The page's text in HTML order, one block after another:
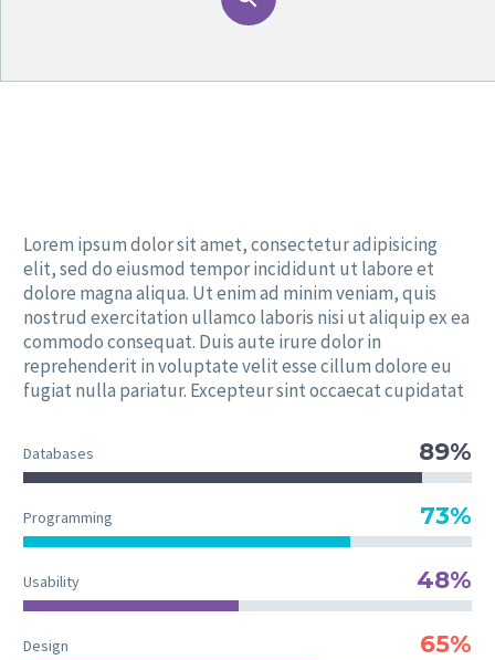
Lorem ipsum dolor sit amet, consectetur adipisicing
elit, sed do eiusmod tempor incididunt ut labore et
dolore magna aliqua. Ut enim ad minim veniam, quis
nostrud exercitation ullamco laboris nisi ut aliquip ex ea
commodo consequat. Duis aute irure dolor in
reprehenderit in voluptate velit esse cillum dolore eu
fugiat nulla pariatur. Excepteur sint occaecat cupidatat
Databases 89%
Programming 73%
Usability 48%
Design 65%